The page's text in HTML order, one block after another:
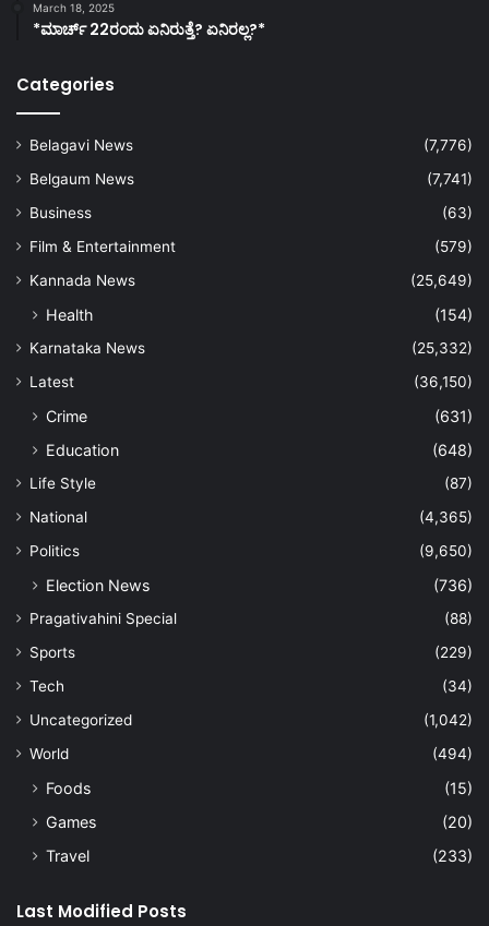
March 18, 2025
*ಮಾರ್ಚ್ 22ರಂದು ಏನಿರುತ್ತೆ? ಏನಿರಲ್ಲ?*
Categories
Belagavi News
(7,776)
Belgaum News
(7,741)
Business
(63)
Film & Entertainment
(579)
Kannada News
(25,649)
Health (154)
Karnataka News
(25,332)
Latest
(36,150)
Crime
(631)
Education
(648)
Life Style
(87)
National
(4,365)
Politics
(9,650)
Election News (736)
Pragativahini Special
(88)
Sports
(229)
Tech
(34)
Uncategorized
(1,042)
World
(494)
Foods
(15)
Games
(20)
Travel
(233)
Last Modified Posts